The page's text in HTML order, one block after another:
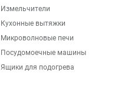
Измельчители
Кухонные вытяжки
Микроволновые печи
Посудомоечные машины
Ящики для подогрева